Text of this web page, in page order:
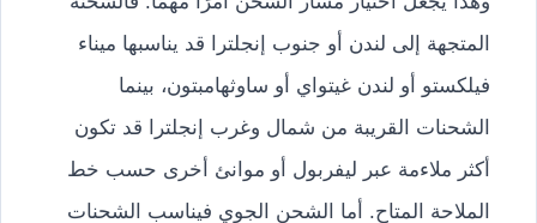
المتجهة إلى لندن أو جنوب إنجلترا قد يناسبها ميناء
فيلكستو أو لندن غيتواي أو ساوثهامبتون، بينما
الشحنات القريبة من شمال وغرب إنجلترا قد تكون
أكثر ملاءمة عبر ليفربول أو موانئ أخرى حسب خط
الملاحة المتاح. أما الشحن الجوي فيناسب الشحنات